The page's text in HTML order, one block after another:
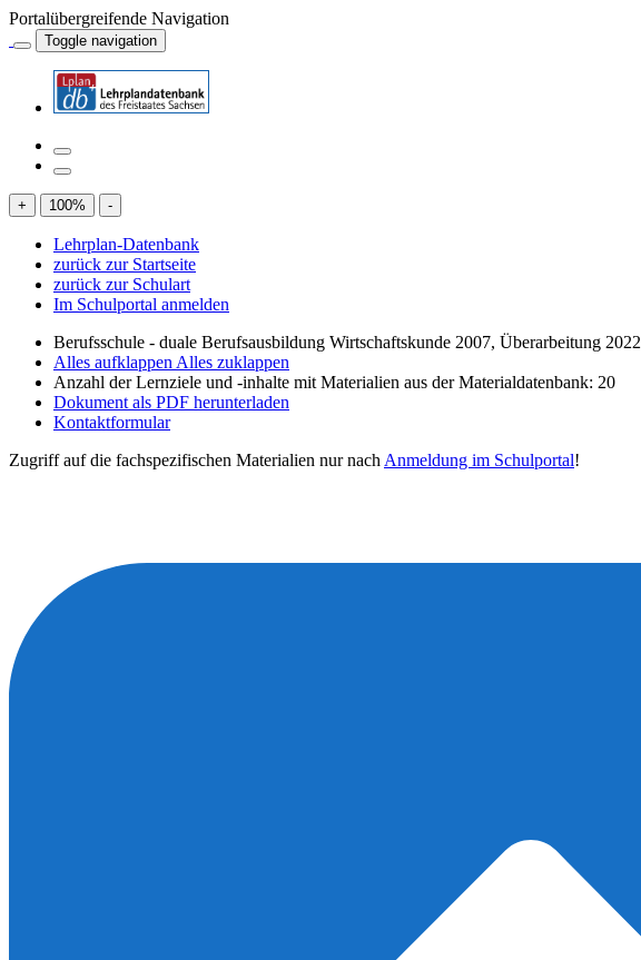
Portalübergreifende Navigation
Toggle navigation
+ 100% -
Lehrplan-Datenbank
zurück zur Startseite
zurück zur Schulart
Im Schulportal anmelden
Berufsschule - duale Berufsausbildung Wirtschaftskunde 2007, Überarbeitung 2022
Alles aufklappen Alles zuklappen
Anzahl der Lernziele und -inhalte mit Materialien aus der Materialdatenbank: 20
Dokument als PDF herunterladen
Kontaktformular
Zugriff auf die fachspezifischen Materialien nur nach Anmeldung im Schulportal!